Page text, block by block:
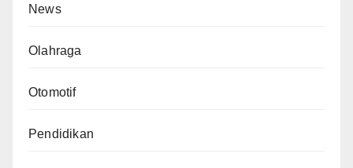
News
Olahraga
Otomotif
Pendidikan